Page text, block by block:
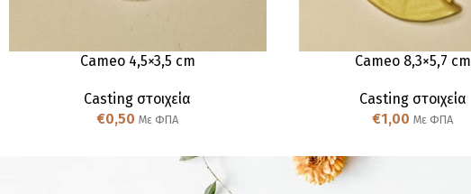
Cameo 4,5×3,5 cm
Casting στοιχεία
€0,50 Με ΦΠΑ
Cameo 8,3×5,7 cm
Casting στοιχεία
€1,00 Με ΦΠΑ